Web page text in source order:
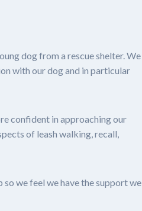
dog from a rescue shelter. We
with our dog and in particular
confident in approaching our
of leash walking, recall,
we feel we have the support we